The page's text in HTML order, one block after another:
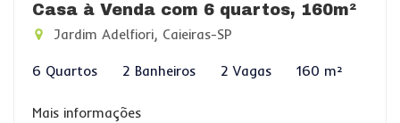
Casa à Venda com 6 quartos, 160m²
Jardim Adelfiori, Caieiras-SP
6 Quartos 2 Banheiros 2 Vagas 160 m²
Mais informações